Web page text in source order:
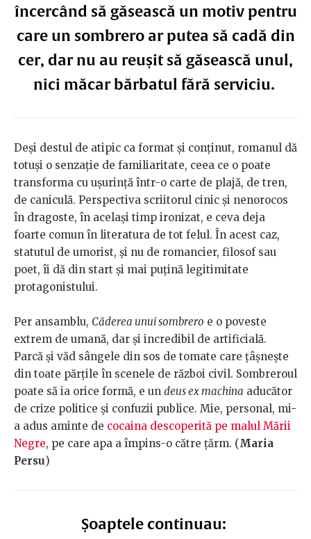
încercând să găsească un motiv pentru
care un sombrero ar putea să cadă din
cer, dar nu au reușit să găsească unul,
nici măcar bărbatul fără serviciu.
Deși destul de atipic ca format și conținut, romanul dă
totuși o senzație de familiaritate, ceea ce o poate
transforma cu ușurință într-o carte de plajă, de tren,
de caniculă. Perspectiva scriitorul cinic și nenorocos
în dragoste, în același timp ironizat, e ceva deja
foarte comun în literatura de tot felul. În acest caz,
statutul de umorist, și nu de romancier, filosof sau
poet, îi dă din start și mai puțină legitimitate
protagonistului.
Per ansamblu, Căderea unui sombrero e o poveste
extrem de umană, dar și incredibil de artificială.
Parcă și văd sângele din sos de tomate care țâșnește
din toate părțile în scenele de război civil. Sombreroul
poate să ia orice formă, e un deus ex machina aducător
de crize politice și confuzii publice. Mie, personal, mi-
a adus aminte de cocaina descoperită pe malul Mării
Negre, pe care apa a împins-o către țărm. (Maria
Persu)
Șoaptele continuau: